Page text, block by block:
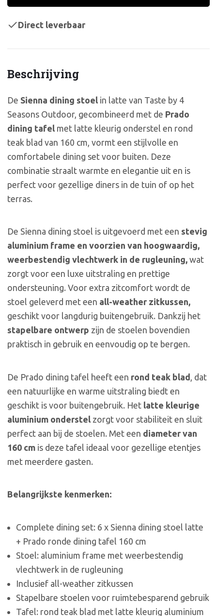
Beschrijving
De Sienna dining stoel in latte van Taste by 4
Seasons Outdoor, gecombineerd met de Prado
dining tafel met latte kleurig onderstel en rond
teak blad van 160 cm, vormt een stijlvolle en
comfortabele dining set voor buiten. Deze
combinatie straalt warmte en elegantie uit en is
perfect voor gezellige diners in de tuin of op het
terras.
De Sienna dining stoel is uitgevoerd met een stevig
aluminium frame en voorzien van hoogwaardig,
weerbestendig vlechtwerk in de rugleuning, wat
zorgt voor een luxe uitstraling en prettige
ondersteuning. Voor extra zitcomfort wordt de
stoel geleverd met een all-weather zitkussen,
geschikt voor langdurig buitengebruik. Dankzij het
stapelbare ontwerp zijn de stoelen bovendien
praktisch in gebruik en eenvoudig op te bergen.
De Prado dining tafel heeft een rond teak blad , dat
een natuurlijke en warme uitstraling biedt en
geschikt is voor buitengebruik. Het latte kleurige
aluminium onderstel zorgt voor stabiliteit en sluit
perfect aan bij de stoelen. Met een diameter van
160 cm is deze tafel ideaal voor gezellige etentjes
met meerdere gasten.
Belangrijkste kenmerken:
Complete dining set: 6 x Sienna dining stoel latte
+ Prado ronde dining tafel 160 cm
Stoel: aluminium frame met weerbestendig
vlechtwerk in de rugleuning
Inclusief all-weather zitkussen
Stapelbare stoelen voor ruimtebesparend gebruik
Tafel: rond teak blad met latte kleurig aluminium
Direct leverbaar